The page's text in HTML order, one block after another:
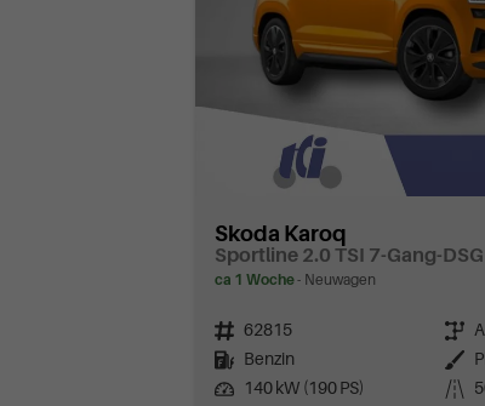
Skoda Karoq
Sportline 2.0 TSI 7-Gang-
ca 1 Woche Neuwagen
Fahrzeugnr. 62815 Getriebe
Kraftstoff Benzin Außenfarbe
Leistung
140 kW (190 PS) Kilometerstand